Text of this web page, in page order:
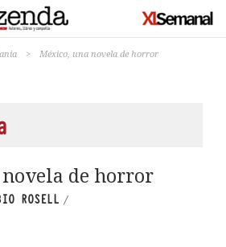
> México, una novela de horror
de horror
ROSELL /